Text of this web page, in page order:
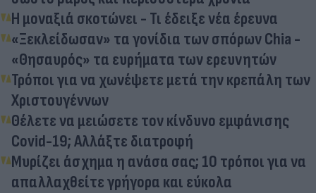
Η μοναξιά σκοτώνει - Τι έδειξε νέα έρευνα
«Ξεκλείδωσαν» τα γονίδια των σπόρων Chia -
«Θησαυρός» τα ευρήματα των ερευνητών
Τρόποι για να χωνέψετε μετά την κρεπάλη των
Χριστουγέννων
Θέλετε να μειώσετε τον κίνδυνο εμφάνισης
Covid-19; Αλλάξτε διατροφή
Μυρίζει άσχημα η ανάσα σας; 10 τρόποι για να
απαλλαχθείτε γρήγορα και εύκολα